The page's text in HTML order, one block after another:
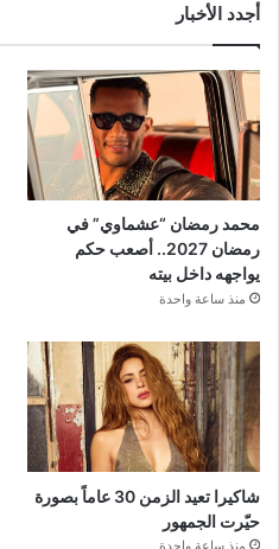
أجدد الأخبار
محمد رمضان “عشماوي” في
رمضان 2027.. أصعب حكم
يواجهه داخل بيته
منذ ساعة واحدة
شاكيرا تعيد الزمن 30 عاماً بصورة
حيّرت الجمهور